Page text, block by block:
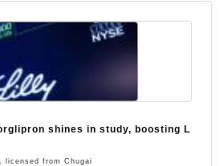
shines in study, boosting L
licensed from Chugai